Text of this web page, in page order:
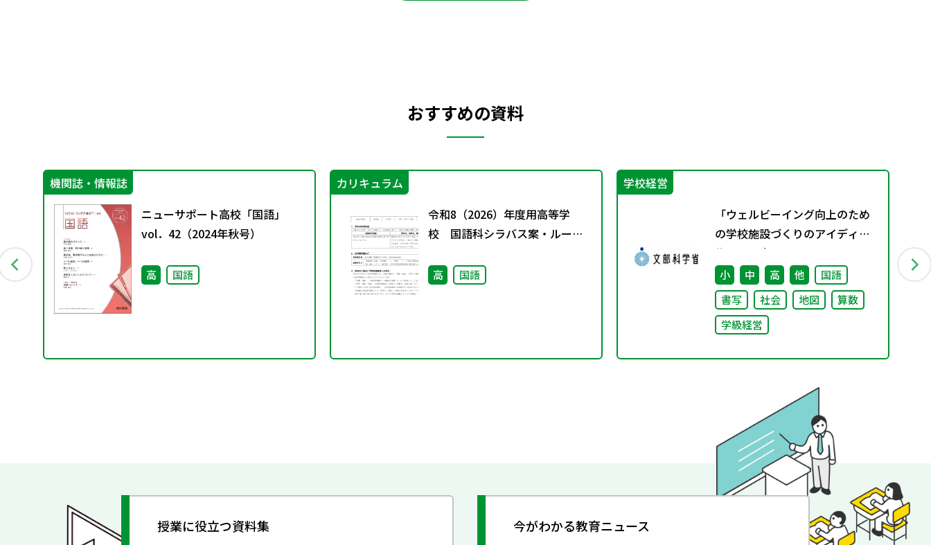
おすすめの資料
機関誌・情報誌
ニューサポート高校「国語」
vol．42（2024年秋号）
高 国語
カリキュラム
令和8（2026）年度用高等学
校 国語科シラバス案・ルーブ
高 国語
学校経営
「ウェルビーイング向上のため
の学校施設づくりのアイディア
集」の公表について
小 中 高 他
国語
書写
社会 地図
算数
学級経営
授業に役立つ資料集 今がわかる教育ニュース